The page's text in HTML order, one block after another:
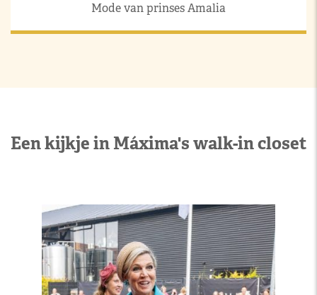
Mode van prinses Amalia
Een kijkje in Máxima's walk-in closet